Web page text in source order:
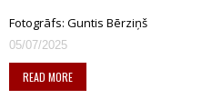
Fotogrāfs: Guntis Bērziņš
05/07/2025
READ MORE